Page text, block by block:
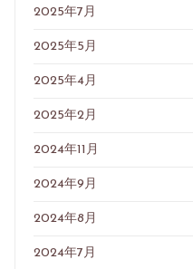
2025年7月
2025年5月
2025年4月
2025年2月
2024年11月
2024年9月
2024年8月
2024年7月